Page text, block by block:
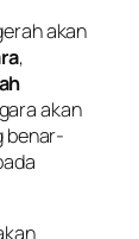
akan
,
akan
benar-